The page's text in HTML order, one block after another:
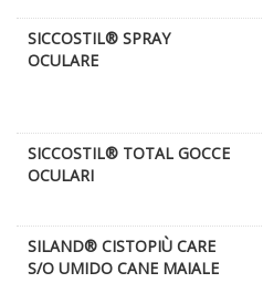
SICCOSTIL® SPRAY
OCULARE
SICCOSTIL® TOTAL GOCCE
OCULARI
SILAND® CISTOPIÙ CARE
S/O UMIDO CANE MAIALE